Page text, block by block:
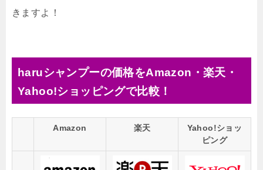
きますよ！
haruシャンプーの価格をAmazon・楽天・
Yahoo!ショッピングで比較！
Amazon 楽天
Yahoo!ショッ
ピング